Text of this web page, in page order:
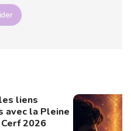
liens
avec la Pleine
2026